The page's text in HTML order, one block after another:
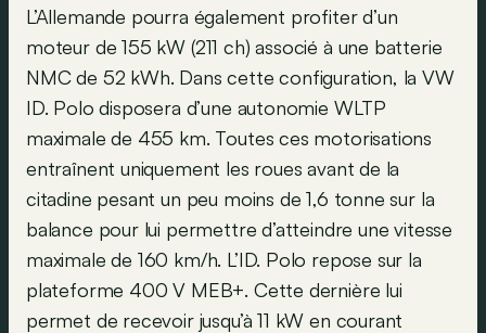
L’Allemande pourra également profiter d’un
moteur de 155 kW (211 ch) associé à une batterie
NMC de 52 kWh. Dans cette configuration, la VW
ID. Polo disposera d’une autonomie WLTP
maximale de 455 km. Toutes ces motorisations
entraînent uniquement les roues avant de la
citadine pesant un peu moins de 1,6 tonne sur la
balance pour lui permettre d’atteindre une vitesse
maximale de 160 km/h. L’ID. Polo repose sur la
plateforme 400 V MEB+. Cette dernière lui
permet de recevoir jusqu’à 11 kW en courant